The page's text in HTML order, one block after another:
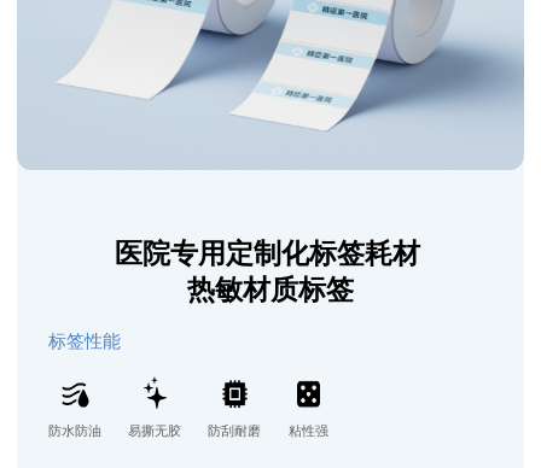
医院专用定制化标签耗材
热敏材质标签
标签性能
防水防油 易撕无胶 防刮耐磨 粘性强